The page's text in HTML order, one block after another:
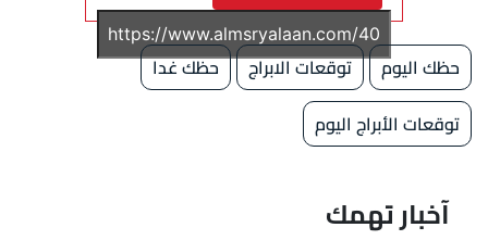
حظك اليوم توقعات الابراج
حظك غدا
توقعات الأبراج اليوم
آخبار تهمك